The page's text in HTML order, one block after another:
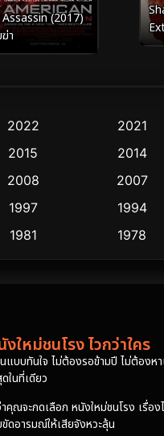
(2017)
า
2022 2021
2015 2014
2008 2007
1997 1994
1981 1978
หม่ชนโรง ไวกว่าใคร
บทันใจ ไม่ต้องรอข้ามปี ไม่ต้องห
ในที่เดียว
จะกดเลือก หนังใหม่ชนโรง เรื่อ
ดอารมณ์ให้เสียจังหวะลุ้น